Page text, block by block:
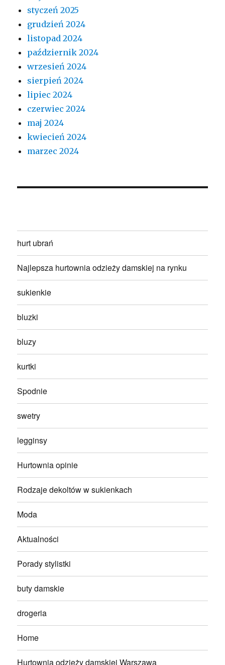
styczeń 2025
grudzień 2024
listopad 2024
październik 2024
wrzesień 2024
sierpień 2024
lipiec 2024
czerwiec 2024
maj 2024
kwiecień 2024
marzec 2024
hurt ubrań
Najlepsza hurtownia odzieży damskiej na rynku
sukienkie
bluzki
bluzy
kurtki
Spodnie
swetry
legginsy
Hurtownia opinie
Rodzaje dekoltów w sukienkach
Moda
Aktualności
Porady stylistki
buty damskie
drogeria
Home
Hurtownia odzieży damskiej Warszawa